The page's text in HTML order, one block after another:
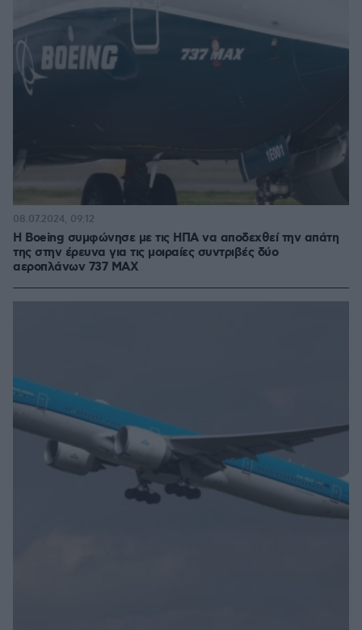
Η Boeing συμφώνησε με τις ΗΠΑ να αποδεχθεί την απάτη
της στην έρευνα για τις μοιραίες συντριβές δύο
αεροπλάνων 737 MAX
08.07.2024, 09:12